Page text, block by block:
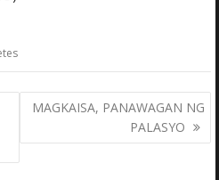
MAGKAISA, PANAWAGAN NG
PALASYO